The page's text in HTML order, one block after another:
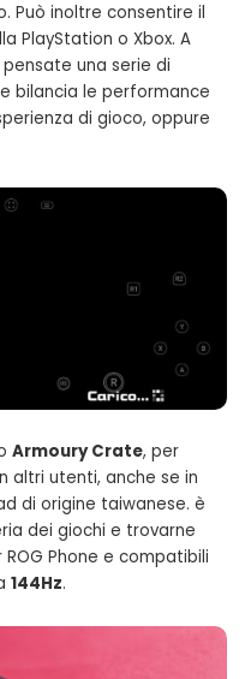
Può inoltre consentire il
PlayStation o Xbox. A
una serie di
bilancia le performance
di gioco, oppure
Armoury Crate, per
altri utenti, anche se in
di origine taiwanese. è
dei giochi e trovarne
Phone e compatibili
144Hz.